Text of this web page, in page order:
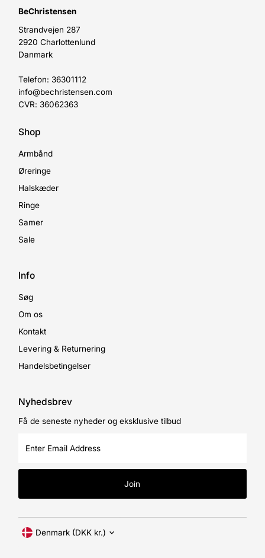
BeChristensen
Strandvejen 287
2920 Charlottenlund
Danmark
Telefon: 36301112
info@bechristensen.com
CVR: 36062363
Shop
Armbånd
Øreringe
Halskæder
Ringe
Samer
Sale
Info
Søg
Om os
Kontakt
Levering & Returnering
Handelsbetingelser
Nyhedsbrev
Få de seneste nyheder og eksklusive tilbud
Email
Join
Currency
Denmark (DKK kr.)